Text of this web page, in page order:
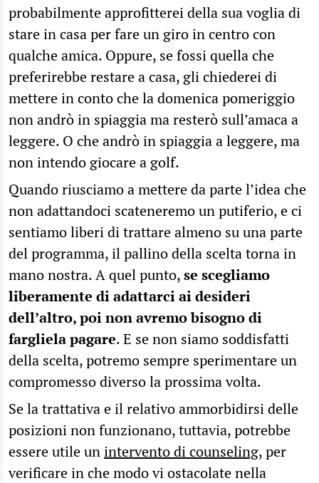
probabilmente approfitterei della sua voglia di
stare in casa per fare un giro in centro con
qualche amica. Oppure, se fossi quella che
preferirebbe restare a casa, gli chiederei di
mettere in conto che la domenica pomeriggio
non andrò in spiaggia ma resterò sull’amaca a
leggere. O che andrò in spiaggia a leggere, ma
non intendo giocare a golf.
Quando riusciamo a mettere da parte l’idea che
non adattandoci scateneremo un putiferio, e ci
sentiamo liberi di trattare almeno su una parte
del programma, il pallino della scelta torna in
mano nostra. A quel punto,se scegliamo
liberamente di adattarci ai desideri
dell’altro, poi non avremo bisogno di
fargliela pagare. E se non siamo soddisfatti
della scelta, potremo sempre sperimentare un
compromesso diverso la prossima volta.
Se la trattativa e il relativo ammorbidirsi delle
posizioni non funzionano, tuttavia, potrebbe
essere utile unintervento di counseling, per
verificare in che modo vi ostacolate nella